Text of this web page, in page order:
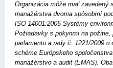
Organizácia môže mať zavedený
manažérstva dvoma spôsobmi
ISO 14001:2005 Systémy
Požiadavky s pokynmi na požitie,
parlamentu a rady č. 1221/2009
schéme Európskeho
manažérstvo a audit (EMAS).